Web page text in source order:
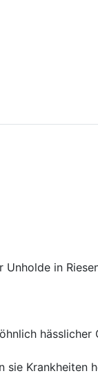
in
hässlicher
Krankheiten